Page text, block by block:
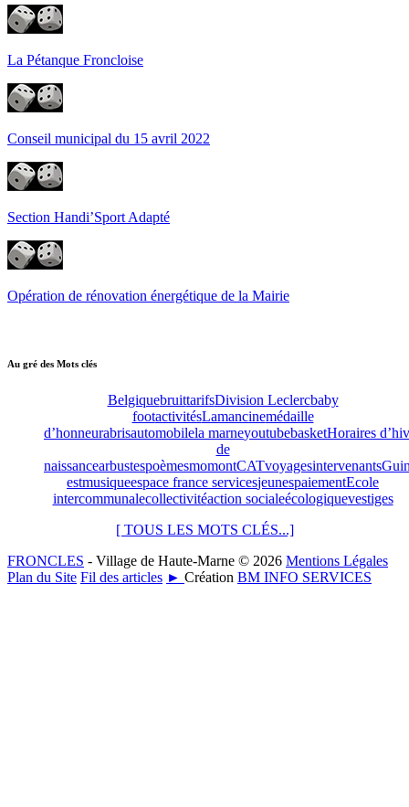
La Pétanque Froncloise
Conseil municipal du 15 avril 2022
Section Handi’Sport Adapté
Opération de rénovation énergétique de la Mairie
Au gré des Mots clés
BelgiquebruittarifsDivision Leclercbaby
footactivitésLamancinemédaille
d’honneurabrisautomobilela marneyoutubebasketHoraires
de
naissancearbustespoèmesmomontCATvoyagesintervenants
estmusiqueespace france servicesjeunespaiementEcole
intercommunalecollectivitéaction socialeécologiquevestiges
[ TOUS LES MOTS CLÉS...]
FRONCLES - Village de Haute-Marne © 2026 Mentions Légales
Plan du Site Fil des articles ► Création BM INFO SERVICES